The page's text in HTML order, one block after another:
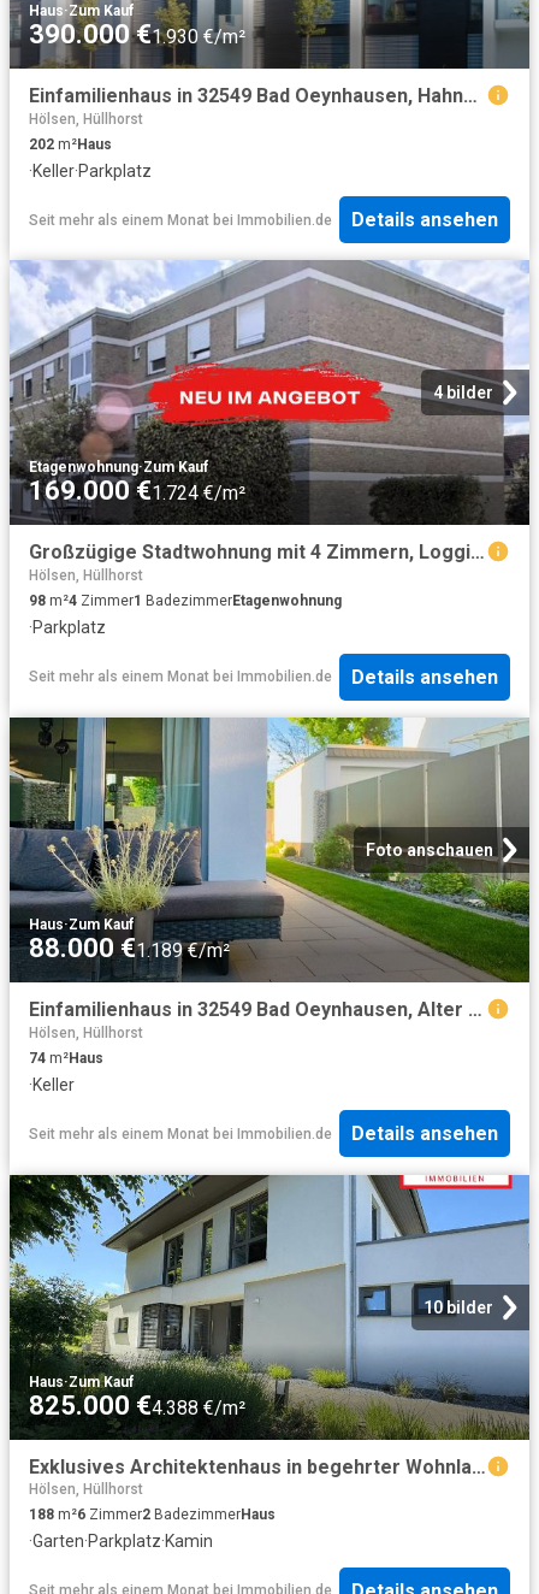
Haus·Zum Kauf
390.000 €1.930 €/m²
Einfamilienhaus in 32549 Bad Oeynhausen, Hahnenkampstr
Hölsen, Hüllhorst
202 m²Haus
·Keller·Parkplatz
Seit mehr als einem Monat bei Immobilien.de Details ansehen
4 bilder
Etagenwohnung·Zum Kauf
169.000 €1.724 €/m²
Großzügige Stadtwohnung mit 4 Zimmern, Loggia und Garage
Hölsen, Hüllhorst
98 m²4 Zimmer1 BadezimmerEtagenwohnung
·Parkplatz
Seit mehr als einem Monat bei Immobilien.de Details ansehen
Foto anschauen
Haus·Zum Kauf
88.000 €1.189 €/m²
Einfamilienhaus in 32549 Bad Oeynhausen, Alter Postweg
Hölsen, Hüllhorst
74 m²Haus
·Keller
Seit mehr als einem Monat bei Immobilien.de Details ansehen
10 bilder
Haus·Zum Kauf
825.000 €4.388 €/m²
Exklusives Architektenhaus in begehrter Wohnlage
Hölsen, Hüllhorst
188 m²6 Zimmer2 BadezimmerHaus
·Garten·Parkplatz·Kamin